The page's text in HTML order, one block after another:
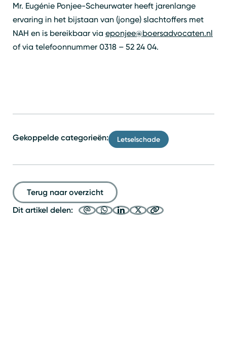
Mr. Eugénie Ponjee-Scheurwater heeft jarenlange
ervaring in het bijstaan van (jonge) slachtoffers met
NAH en is bereikbaar via eponjee@boersadvocaten.nl
of via telefoonnummer 0318 – 52 24 04.
Gekoppelde categorieën: Letselschade
Terug naar overzicht
Dit artikel delen: